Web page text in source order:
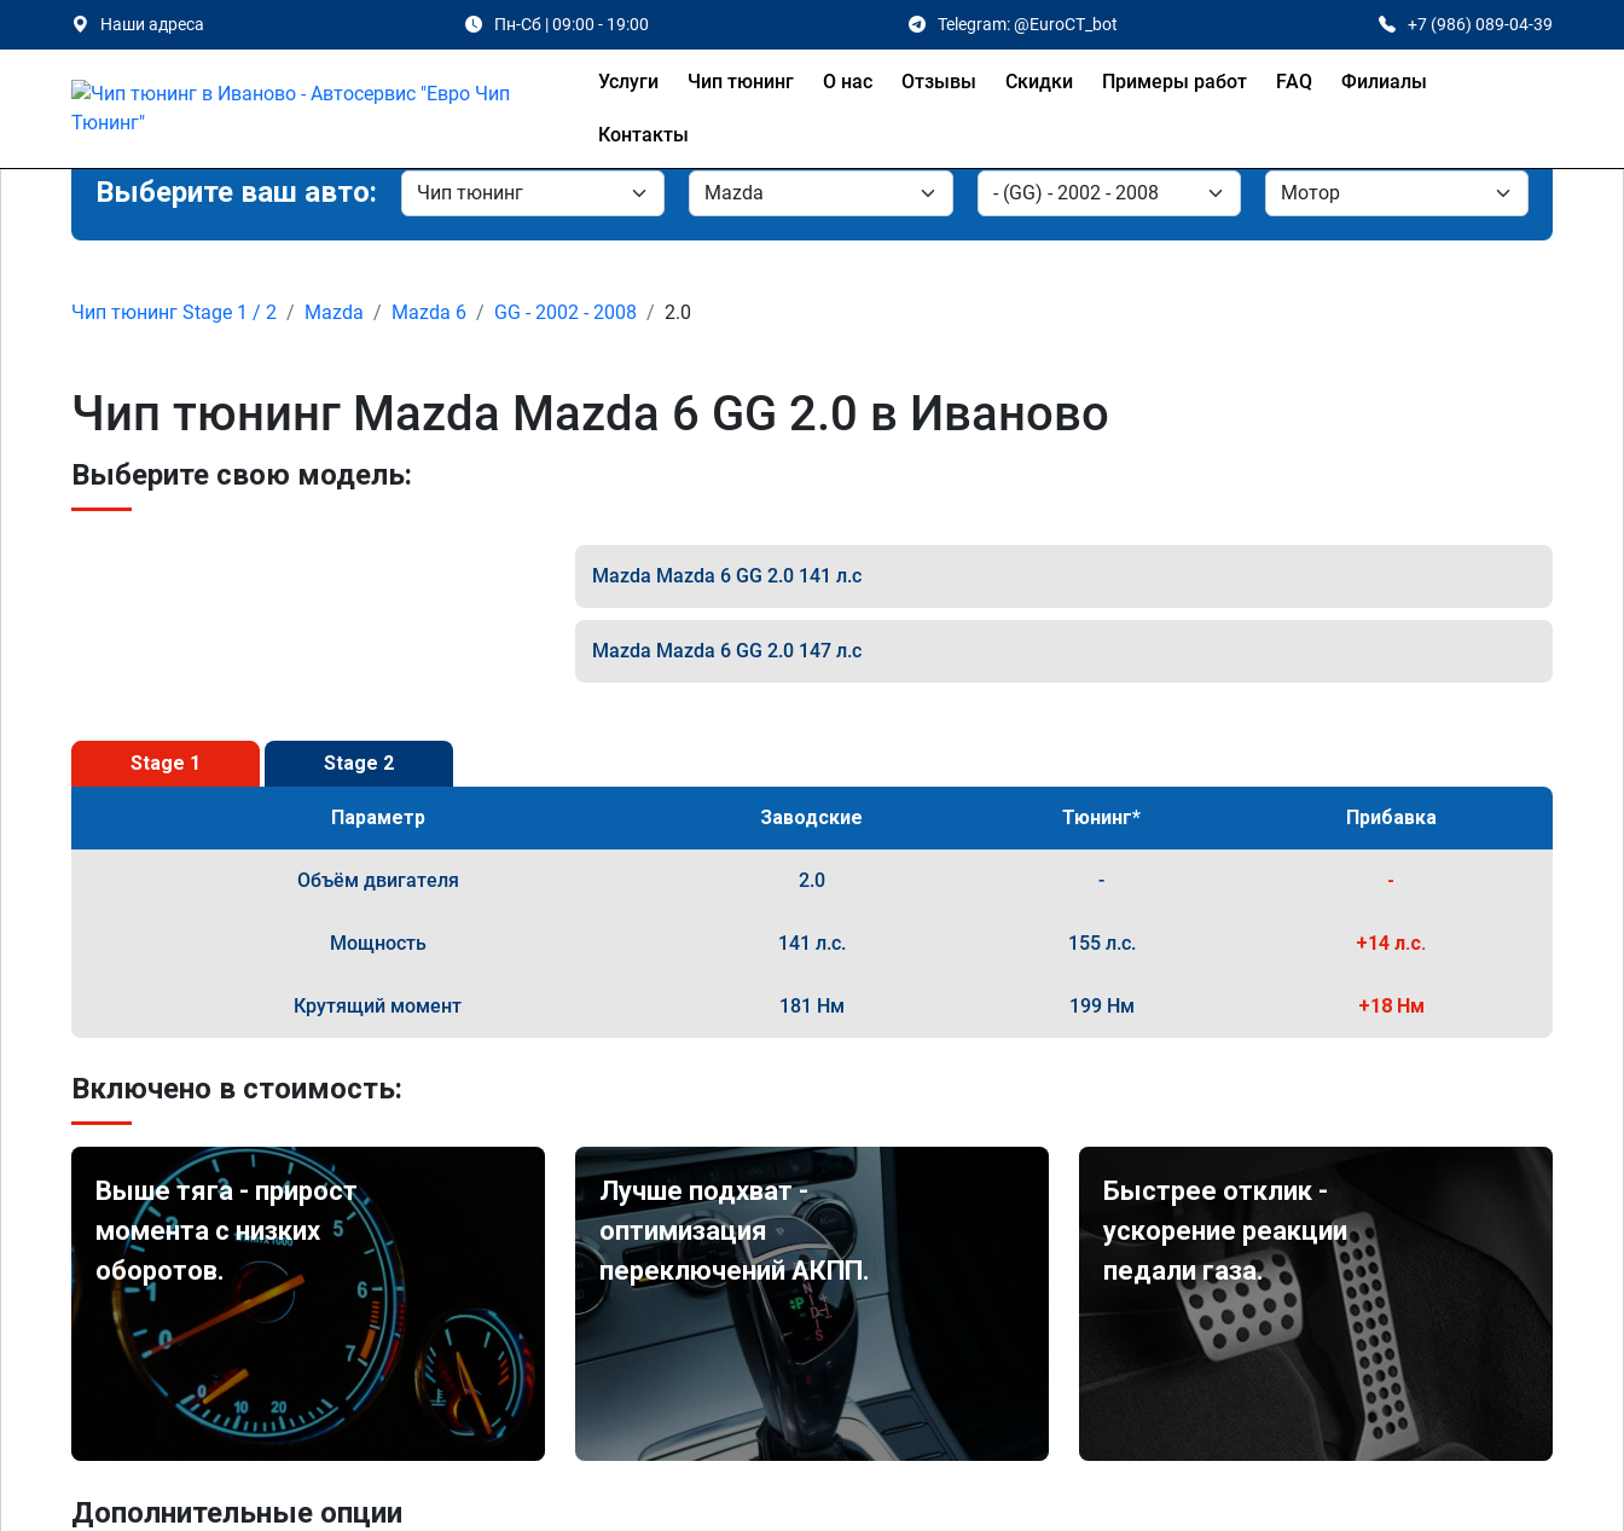
Наши адреса Пн-Сб | 09:00 - 19:00 Telegram: @EuroCT_bot +7 (986) 089-04-39
Услуги Чип тюнинг О нас Отзывы Скидки Примеры работ FAQ Филиалы
Контакты
Выберите ваш авто:
Чип тюнинг Stage 1 / 2 Mazda Mazda 6 GG - 2002 - 2008 2.0
Чип тюнинг Mazda Mazda 6 GG 2.0 в Иваново
Выберите свою модель:
Mazda Mazda 6 GG 2.0 141 л.с
Mazda Mazda 6 GG 2.0 147 л.с
Stage 1 Stage 2
Параметр Заводские Тюнинг* Прибавка
Объём двигателя 2.0 - -
Мощность 141 л.с. 155 л.с. +14 л.с.
Крутящий момент 181 Нм 199 Нм +18 Нм
Включено в стоимость:
Выше тяга - прирост
момента с низких
оборотов.
Лучше подхват -
оптимизация
переключений АКПП.
Быстрее отклик -
ускорение реакции
педали газа.
Дополнительные опции